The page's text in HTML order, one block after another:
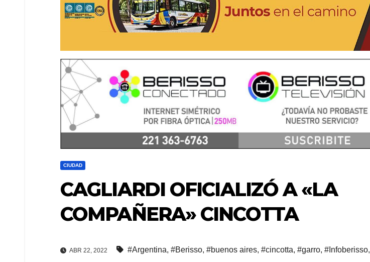
CIUDAD
CAGLIARDI OFICIALIZÓ A «LA
COMPAÑERA» CINCOTTA
ABR 22, 2022 #Argentina, #Berisso, #buenos aires, #cincotta, #garro, #Infoberisso,